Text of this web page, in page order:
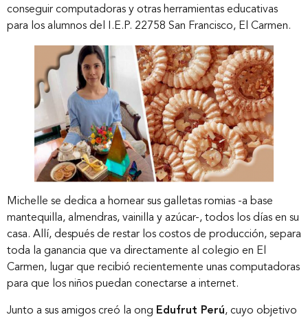
conseguir computadoras y otras herramientas educativas
para los alumnos del I.E.P. 22758 San Francisco, El Carmen.
Michelle se dedica a hornear sus galletas romias -a base
mantequilla, almendras, vainilla y azúcar-, todos los días en su
casa. Allí, después de restar los costos de producción, separa
toda la ganancia que va directamente al colegio en El
Carmen, lugar que recibió recientemente unas computadoras
para que los niños puedan conectarse a internet.
Junto a sus amigos creó la ong Edufrut Perú, cuyo objetivo